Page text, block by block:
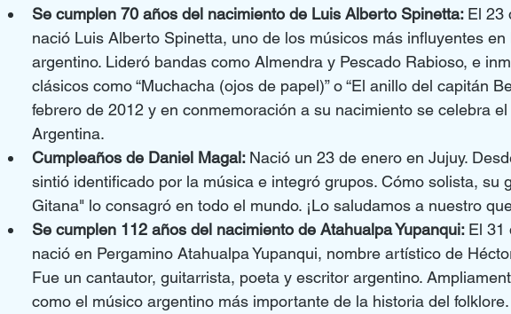
Se cumplen 70 años del nacimiento de Luis Alberto Spinetta: El 23
nació Luis Alberto Spinetta, uno de los músicos más influyentes
argentino. Lideró bandas como Almendra y Pescado Rabioso, e
clásicos como “Muchacha (ojos de papel)” o “El anillo del capitán
febrero de 2012 y en conmemoración a su nacimiento se celebra
Argentina.
Cumpleaños de Daniel Magal: Nació un 23 de enero en Jujuy.
sintió identificado por la música e integró grupos. Cómo solista, su
Gitana" lo consagró en todo el mundo. ¡Lo saludamos a nuestro
Se cumplen 112 años del nacimiento de Atahualpa Yupanqui: El 31
nació en Pergamino Atahualpa Yupanqui, nombre artístico de
Fue un cantautor, guitarrista, poeta y escritor argentino.
como el músico argentino más importante de la historia del